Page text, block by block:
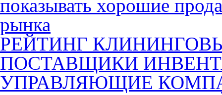
показывать хорошие
рынка
РЕЙТИНГ
ПОСТАВЩИКИ
УПРАВЛЯЮЩИЕ